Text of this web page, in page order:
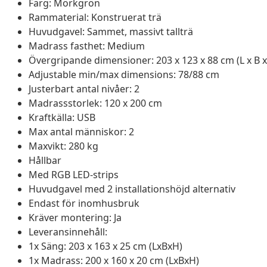
Färg: Mörkgrön
Rammaterial: Konstruerat trä
Huvudgavel: Sammet, massivt tallträ
Madrass fasthet: Medium
Övergripande dimensioner: 203 x 123 x 88 cm (L x B
Adjustable min/max dimensions: 78/88 cm
Justerbart antal nivåer: 2
Madrassstorlek: 120 x 200 cm
Kraftkälla: USB
Max antal människor: 2
Maxvikt: 280 kg
Hållbar
Med RGB LED-strips
Huvudgavel med 2 installationshöjd alternativ
Endast för inomhusbruk
Kräver montering: Ja
Leveransinnehåll:
1x Säng: 203 x 163 x 25 cm (LxBxH)
1x Madrass: 200 x 160 x 20 cm (LxBxH)